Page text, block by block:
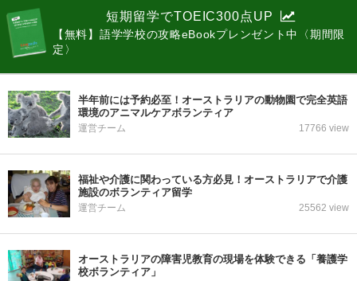
短期留学でTOEIC300点UP
【無料】語学学校の攻略eBookプレンゼント中〈期間限
定〉
半年前には予約必至！オーストラリアの動物園で完全英語
環境のアニマルケアボランティア
運営チーム 17766 view
福祉や介護に関わっている方必見！オーストラリアで介護
施設のボランティア留学
運営チーム 25562 view
オーストラリアの障害児教育の現場を体験できる「養護学
校ボランティア」